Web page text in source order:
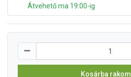
Átvehető ma 19:00-ig
Kosárba rakom